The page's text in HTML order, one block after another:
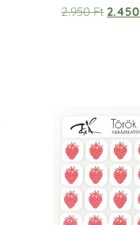
2.950Ft 2.450